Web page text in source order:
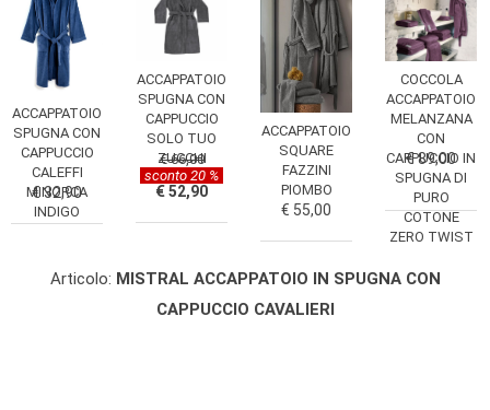
ACCAPPATOIO
SPUGNA CON
CAPPUCCIO
CALEFFI
MINORCA
INDIGO
€ 32,90
ACCAPPATOIO
SPUGNA CON
CAPPUCCIO
SOLO TUO
ZUCCHI
€ 66,00
sconto 20 %
€ 52,90
ACCAPPATOIO
SQUARE
FAZZINI
PIOMBO
€ 55,00
COCCOLA
ACCAPPATOIO
MELANZANA
CON
CAPPUCCIO IN
SPUGNA DI
PURO
COTONE
ZERO TWIST
€ 89,00
Articolo: MISTRAL ACCAPPATOIO IN SPUGNA CON
CAPPUCCIO CAVALIERI